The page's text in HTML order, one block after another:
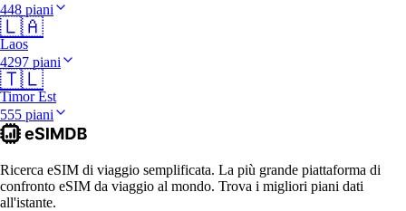
448 piani
🇱🇦
Laos
4297 piani
🇹🇱
Timor Est
555 piani
Ricerca eSIM di viaggio semplificata. La più grande piattaforma di
confronto eSIM da viaggio al mondo. Trova i migliori piani dati
all'istante.